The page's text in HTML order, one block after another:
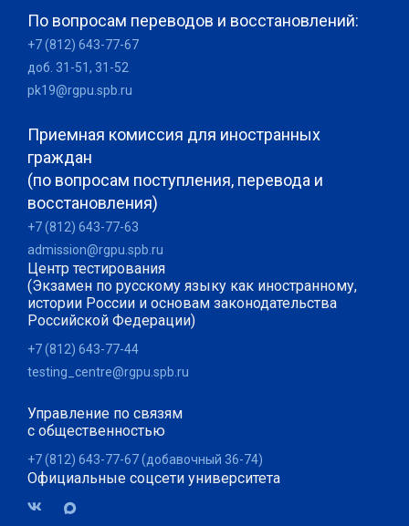
По вопросам переводов и восстановлений:
+7 (812) 643-77-67
доб. 31-51, 31-52
pk19@rgpu.spb.ru
Приемная комиссия для иностранных
граждан
(по вопросам поступления, перевода и
восстановления)
+7 (812) 643-77-63
admission@rgpu.spb.ru
Центр тестирования
(Экзамен по русскому языку как иностранному,
истории России и основам законодательства
Российской Федерации)
+7 (812) 643-77-44
testing_centre@rgpu.spb.ru
Управление по связям
с общественностью
+7 (812) 643-77-67 (добавочный 36-74)
Официальные соцсети университета